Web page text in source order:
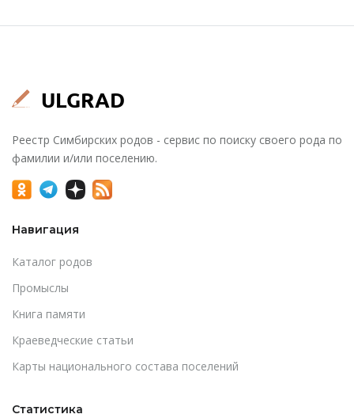
Реестр Симбирских родов - сервис по поиску своего рода по
фамилии и/или поселению.
Навигация
Каталог родов
Промыслы
Книга памяти
Краеведческие статьи
Карты национального состава поселений
Статистика